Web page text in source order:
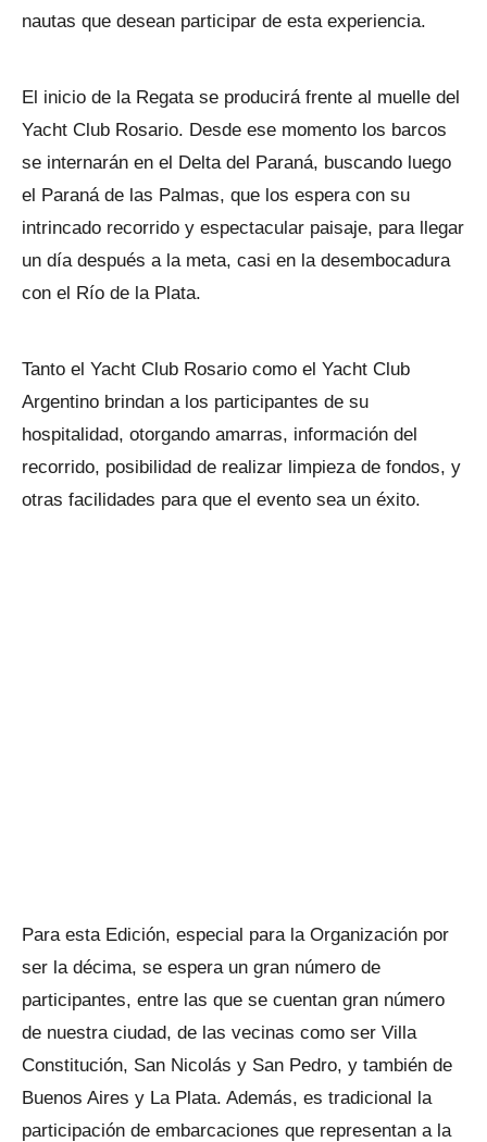
nautas que desean participar de esta experiencia.
El inicio de la Regata se producirá frente al muelle del
Yacht Club Rosario. Desde ese momento los barcos
se internarán en el Delta del Paraná, buscando luego
el Paraná de las Palmas, que los espera con su
intrincado recorrido y espectacular paisaje, para llegar
un día después a la meta, casi en la desembocadura
con el Río de la Plata.
Tanto el Yacht Club Rosario como el Yacht Club
Argentino brindan a los participantes de su
hospitalidad, otorgando amarras, información del
recorrido, posibilidad de realizar limpieza de fondos, y
otras facilidades para que el evento sea un éxito.
Para esta Edición, especial para la Organización por
ser la décima, se espera un gran número de
participantes, entre las que se cuentan gran número
de nuestra ciudad, de las vecinas como ser Villa
Constitución, San Nicolás y San Pedro, y también de
Buenos Aires y La Plata. Además, es tradicional la
participación de embarcaciones que representan a la